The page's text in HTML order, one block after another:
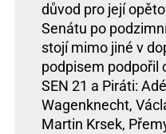
důvod pro její
Senátu po
stojí mimo jiné v
podpisem podpořil
SEN 21 a Piráti:
Wagenknecht,
Martin Krsek,